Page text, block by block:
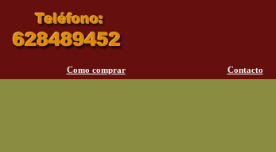
Como comprar Contacto